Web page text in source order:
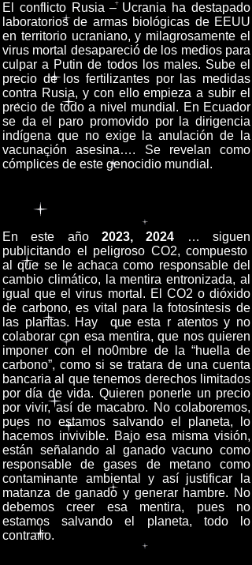
El conflicto Rusia – Ucrania ha destapado
laboratorios de armas biológicas de EEUU
en territorio ucraniano, y milagrosamente el
virus mortal desapareció de los medios para
culpar a Putin de todos los males. Sube el
precio de los fertilizantes por las medidas
contra Rusia, y con ello empieza a subir el
precio de todo a nivel mundial. En Ecuador
se da el paro promovido por la dirigencia
indígena que no exige la anulación de la
vacunación asesina…. Se revelan como
cómplices de este genocidio mundial.
En este año 2023, 2024 … siguen
publicitando el peligroso CO2, compuesto
al que se le achaca como responsable del
cambio climático, la mentira entronizada, al
igual que el virus mortal. El CO2 o dióxido
de carbono, es vital para la fotosíntesis de
las plantas. Hay que esta r atentos y no
colaborar con esa mentira, que nos quieren
imponer con el no0mbre de la “huella de
carbono”, como si se tratara de una cuenta
bancaria al que tenemos derechos limitados
por día de vida. Quieren ponerle un precio
por vivir, así de macabro. No colaboremos,
pues no estamos salvando el planeta, lo
hacemos invivible. Bajo esa misma visión,
están señalando al ganado vacuno como
responsable de gases de metano como
contaminante ambiental y así justificar la
matanza de ganado y generar hambre. No
debemos creer esa mentira, pues no
estamos salvando el planeta, todo lo
contrario.